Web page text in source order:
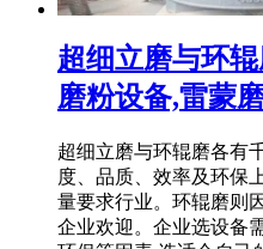
超细立磨与环
磨粉设备,雷蒙
超细立磨与环辊磨各有
度、品质、效率及环保
量要求行业。环辊磨则
企业欢迎。企业选设备